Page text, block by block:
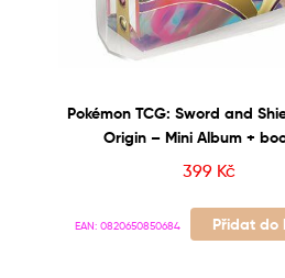
Pokémon TCG: Sword and
Origin – Mini Album +
399 Kč
EAN:0820650850684 Přidat do